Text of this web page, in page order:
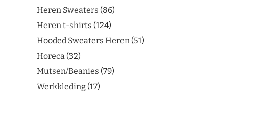
Heren Sweaters 86
Heren t-shirts 124
Hooded Sweaters Heren 51
Horeca 32
Mutsen/Beanies 79
Werkkleding 17